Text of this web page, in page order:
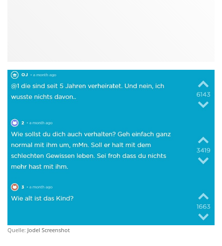
Quelle: Jodel Screenshot